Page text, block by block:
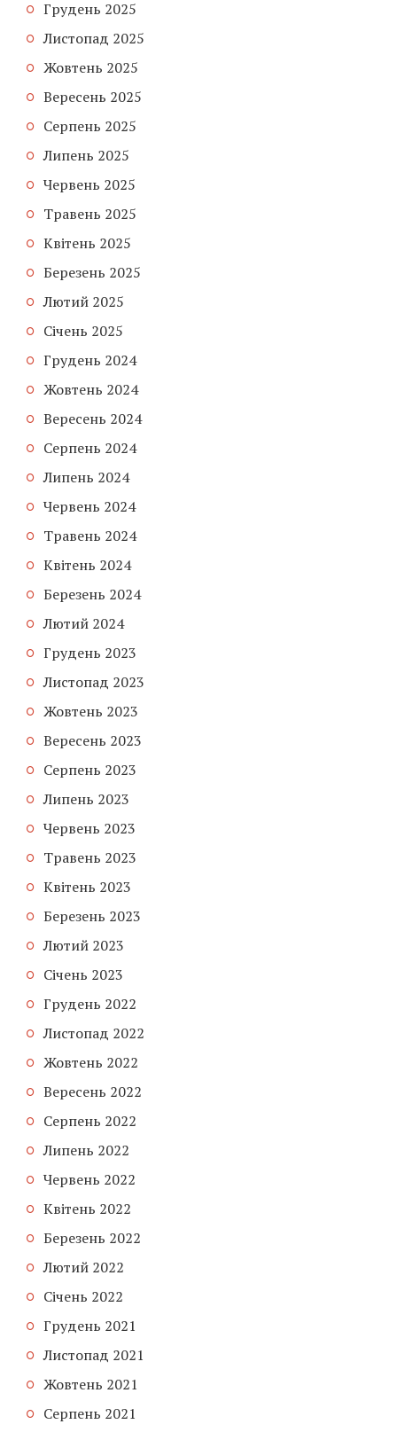
Грудень 2025
Листопад 2025
Жовтень 2025
Вересень 2025
Серпень 2025
Липень 2025
Червень 2025
Травень 2025
Квітень 2025
Березень 2025
Лютий 2025
Січень 2025
Грудень 2024
Жовтень 2024
Вересень 2024
Серпень 2024
Липень 2024
Червень 2024
Травень 2024
Квітень 2024
Березень 2024
Лютий 2024
Грудень 2023
Листопад 2023
Жовтень 2023
Вересень 2023
Серпень 2023
Липень 2023
Червень 2023
Травень 2023
Квітень 2023
Березень 2023
Лютий 2023
Січень 2023
Грудень 2022
Листопад 2022
Жовтень 2022
Вересень 2022
Серпень 2022
Липень 2022
Червень 2022
Квітень 2022
Березень 2022
Лютий 2022
Січень 2022
Грудень 2021
Листопад 2021
Жовтень 2021
Серпень 2021